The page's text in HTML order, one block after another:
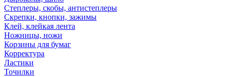
Степлеры, скобы, антистеплеры
Скрепки, кнопки, зажимы
Клей, клейкая лента
Ножницы, ножи
Корзины для бумаг
Корректура
Ластики
Точилки